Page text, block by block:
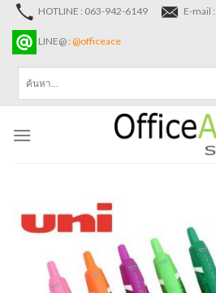
Skip
content
HOTLINE : 063-942-6149 E-mail :
LINE@ : @officeace